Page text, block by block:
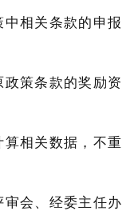
相关条款的申报
策条款的奖励资
相关数据，不重
会、经委主任办